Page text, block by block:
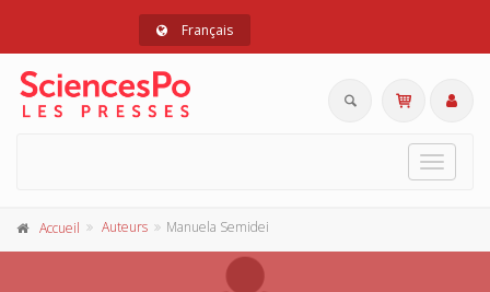
Français
Toggle
Accueil Auteurs Manuela Semidei